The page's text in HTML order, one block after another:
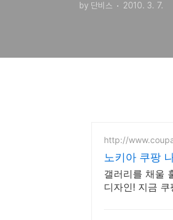
by 단비스 2010. 3. 7.
http://
노키아 쿠팡
갤러리를 채울
디자인! 지금